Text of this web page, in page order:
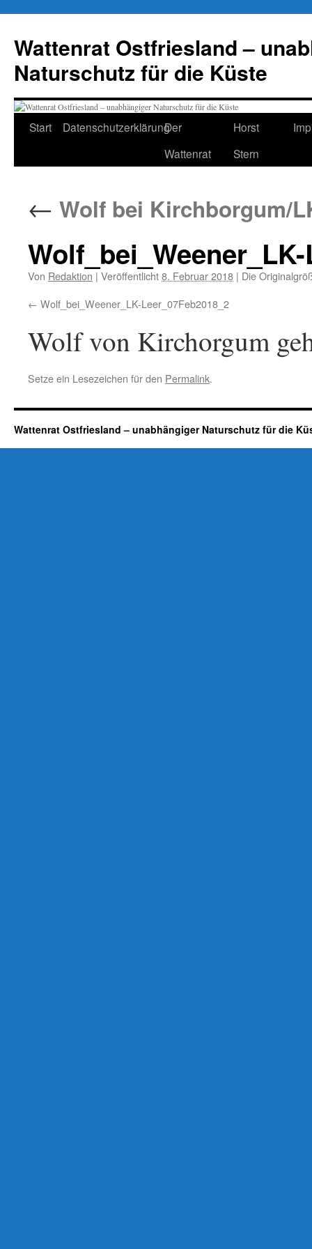
springen
Wattenrat Ostfriesland –
Naturschutz für die Küste
Start DatenschutzerklärungDer
Wattenrat
Horst
Stern
← Wolf bei Kirchborgum/
Von Redaktion | Veröffentlicht8. Februar 2018 | Die
Wolf_bei_Weener_LK-Leer_07Feb2018_2
Wolf von Kirchorgum
Setze ein Lesezeichen für den Permalink.
Wattenrat Ostfriesland – unabhängiger Naturschutz für die